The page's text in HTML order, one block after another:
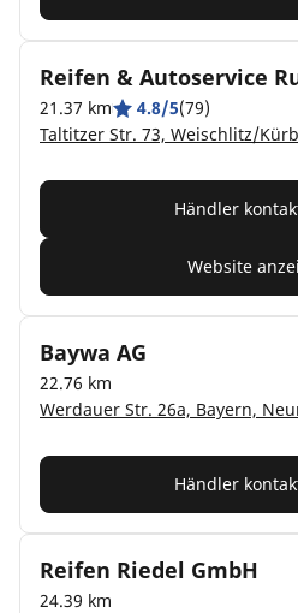
Reifen & Autoservice
21.37 km 4.8/5(79)
Taltitzer Str. 73, Weischlitz/
Händler
Website
Baywa AG
22.76 km
Werdauer Str. 26a, Bayern,
Händler
Reifen Riedel GmbH
24.39 km